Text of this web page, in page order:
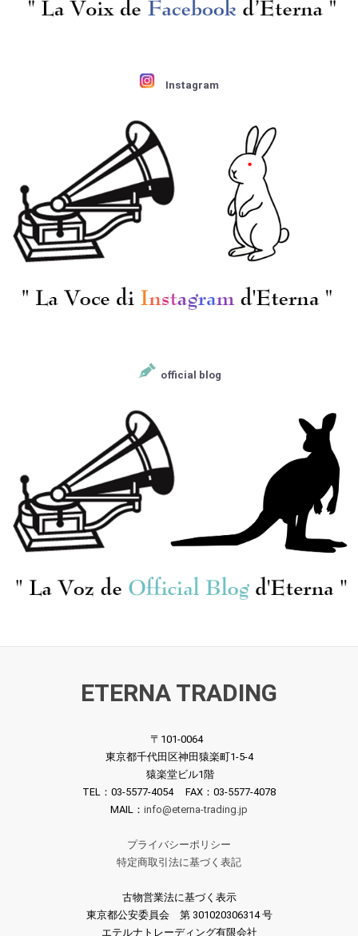
Instagram
official blog
ETERNA TRADING
〒101-0064
東京都千代田区神田猿楽町1-5-4
猿楽堂ビル1階
TEL：03-5577-4054 FAX：03-5577-4078
MAIL： info@eterna-trading.jp
プライバシーポリシー
特定商取引法に基づく表記
古物営業法に基づく表示
東京都公安委員会 第 301020306314 号
エテルナトレーディング有限会社